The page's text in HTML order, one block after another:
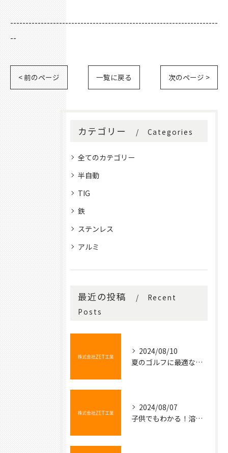
--------------------------------------------------------------------
--
< 前のページ 一覧に戻る 次のページ >
カテゴリー Categories
全てのカテゴリー
半自動
TIG
鉄
ステンレス
アルミ
最近の投稿
Recent
Posts
2024/08/10
夏のゴルフに最適な冷たい飲み物
2024/08/07
子供でもわかる！溶接の不思議な世界